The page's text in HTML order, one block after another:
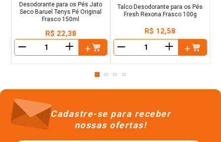
Desodorante para os Pés Jato
Seco Baruel Tenys Pé Original
Frasco 150ml
R$ 22,38
＋
Talco Desodorante para os Pés
Fresh Rexona Frasco 100g
R$ 12,58
＋
Cadastre-se para receber
nossas ofertas!